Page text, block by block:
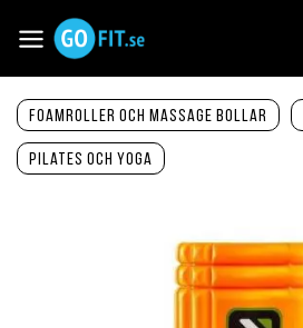
innehållet
Växla
Nav
Foamroller och massage bollar
Pilates och yoga